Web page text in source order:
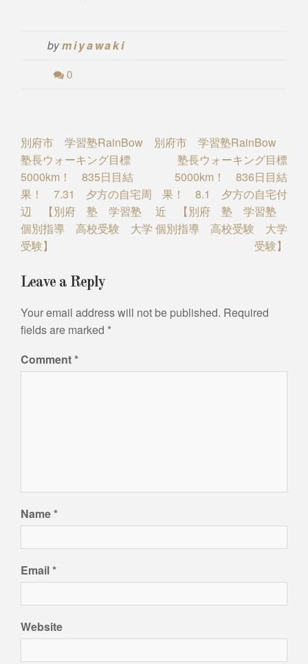
bymiyawaki
0
Post
navigation
別府市 学習塾RainBow
塾長ウォーキング目標
5000km！ 835日目結
果！ 7.31 夕方の自宅周
辺 【別府 塾 学習塾
個別指導 高校受験 大学
受験】
別府市 学習塾RainBow
塾長ウォーキング目標
5000km！ 836日目結
果！ 8.1 夕方の自宅付
近 【別府 塾 学習塾
個別指導 高校受験 大学
受験】
Leave a Reply
Your email address will not be published. Required
fields are marked *
Comment*
Name*
Email*
Website